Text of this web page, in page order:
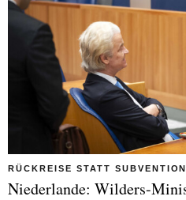
RÜCKREISE STATT
Niederlande: Wilders-